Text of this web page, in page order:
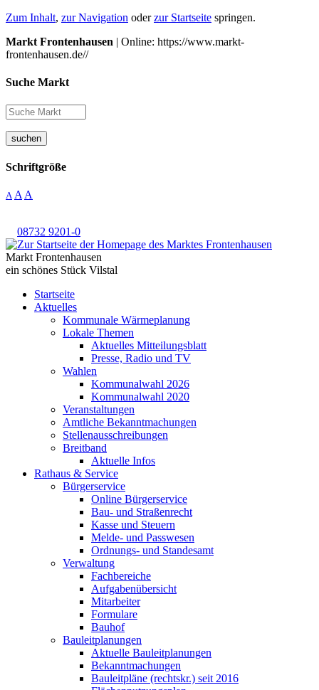
Zum Inhalt, zur Navigation oderzur Startseite springen.
Markt Frontenhausen | Online: https://www.markt-
frontenhausen.de//
Suche Markt
suchen
Schriftgröße
A A A
08732 9201-0
Markt Frontenhausen
ein schönes Stück Vilstal
Startseite
Aktuelles
Kommunale Wärmeplanung
Lokale Themen
Aktuelles Mitteilungsblatt
Presse, Radio und TV
Wahlen
Kommunalwahl 2026
Kommunalwahl 2020
Veranstaltungen
Amtliche Bekanntmachungen
Stellenausschreibungen
Breitband
Aktuelle Infos
Rathaus & Service
Bürgerservice
Online Bürgerservice
Bau- und Straßenrecht
Kasse und Steuern
Melde- und Passwesen
Ordnungs- und Standesamt
Verwaltung
Fachbereiche
Aufgabenübersicht
Mitarbeiter
Formulare
Bauhof
Bauleitplanungen
Aktuelle Bauleitplanungen
Bekanntmachungen
Bauleitpläne (rechtskr.) seit 2016